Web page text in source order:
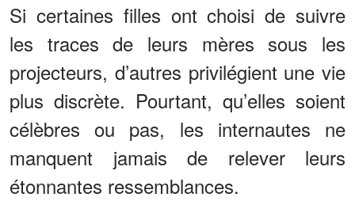
Si certaines filles ont choisi de suivre
les traces de leurs mères sous les
projecteurs, d’autres privilégient une vie
plus discrète. Pourtant, qu’elles soient
célèbres ou pas, les internautes ne
manquent jamais de relever leurs
étonnantes ressemblances.